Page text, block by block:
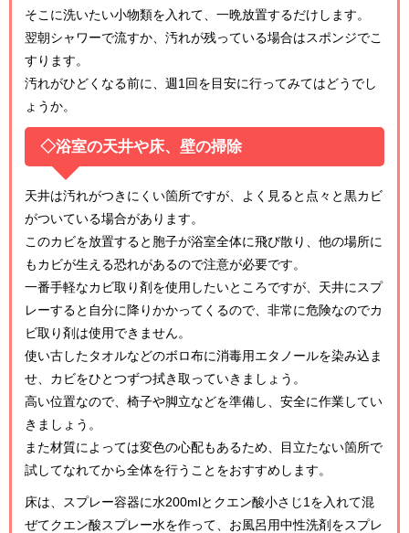
そこに洗いたい小物類を入れて、一晩放置するだけします。
翌朝シャワーで流すか、汚れが残っている場合はスポンジでこ
すります。
汚れがひどくなる前に、週1回を目安に行ってみてはどうでし
ょうか。
◇浴室の天井や床、壁の掃除
天井は汚れがつきにくい箇所ですが、よく見ると点々と黒カビ
がついている場合があります。
このカビを放置すると胞子が浴室全体に飛び散り、他の場所に
もカビが生える恐れがあるので注意が必要です。
一番手軽なカビ取り剤を使用したいところですが、天井にスプ
レーすると自分に降りかかってくるので、非常に危険なのでカ
ビ取り剤は使用できません。
使い古したタオルなどのボロ布に消毒用エタノールを染み込ま
せ、カビをひとつずつ拭き取っていきましょう。
高い位置なので、椅子や脚立などを準備し、安全に作業してい
きましょう。
また材質によっては変色の心配もあるため、目立たない箇所で
試してなれてから全体を行うことをおすすめします。
床は、スプレー容器に水200mlとクエン酸小さじ1を入れて混
ぜてクエン酸スプレー水を作って、お風呂用中性洗剤をスプレ